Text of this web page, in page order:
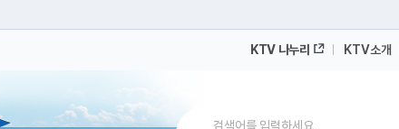
메인 주소를 확인해 보세요
KTV 나누리 KTV소개
검색